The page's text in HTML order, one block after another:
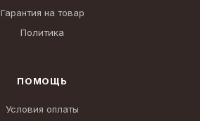
Гарантия на товар
Политика
ПОМОЩЬ
Условия оплаты